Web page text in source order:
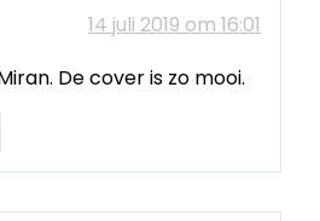
14 juli 2019 om 16:01
De cover is zo mooi.